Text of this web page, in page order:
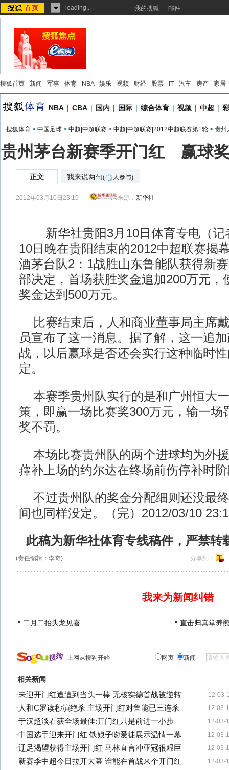
loading... 我的搜狐 邮件
搜狐首页 - 新闻 - 军事 - 体育 - NBA- 娱乐 - 视频 - 财经 - 股票 - IT - 汽车 - 房产 - 家居
NBA | CBA | 国内 | 国际 | 综合体育 | 视频 | 中超 |
搜狐体育 > 中国足球 > 中超|中超联赛 > 中超|中超联赛|2012中超联赛第1轮 > 贵州
贵州茅台新赛季开门红 赢球
正文 我来说两句( 人参与)
2012年03月10日23:19 来源：新华社
新华社贵阳3月10日体育专电（记
10日晚在贵阳结束的2012中超联赛揭
酒茅台队2：1战胜山东鲁能队获得新
部决定，首场获胜奖金追加200万元，
奖金达到500万元。
比赛结束后，人和商业董事局主席
员宣布了这一消息。据了解，这一追
战，以后赢球是否还会实行这种临时
定。
本赛季贵州队实行的是和广州恒大一
策，即赢一场比赛奖300万元，输一场
奖不罚。
本场比赛贵州队的两个进球均为外
蘀补上场的约尔达在终场前伤停补时
不过贵州队的奖金分配细则还没最
间也同样没定。（完）2012/03/10
此稿为新华社体育专线稿件，严禁转
(责任编辑：李奇) 分享到：
我来为新闻纠错
二月二抬头龙见喜 直击归真堂养
上网从搜狗开始 网页 新闻
相关新闻
12-03-
·未迎开门红遭遭到当头一棒 无核实德首战被逆转
12-03-
· 人和C罗读秒演绝杀 主场开门红对鲁能已三连杀
12-03-
·于汉超淡看获全场最佳:开门红只是前进一小步
12-03-
·中国选手迎来开门红 铁娘子吻爱徒展示温情一幕
12-03-
·辽足渴望获得主场开门红 马林直言冲亚冠很艰巨
12-03-
·新赛季中超今日拉开大幕 谁能在首战来个开门红